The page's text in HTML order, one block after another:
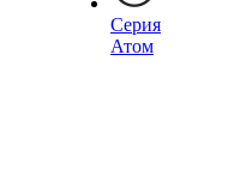
Серия
Атом